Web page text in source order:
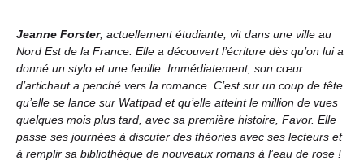
Jeanne Forster, actuellement étudiante, vit dans une ville au
Nord Est de la France. Elle a découvert l’écriture dès qu’on lui a
donné un stylo et une feuille. Immédiatement, son cœur
d’artichaut a penché vers la romance. C’est sur un coup de tête
qu’elle se lance sur Wattpad et qu’elle atteint le million de vues
quelques mois plus tard, avec sa première histoire, Favor. Elle
passe ses journées à discuter des théories avec ses lecteurs et
à remplir sa bibliothèque de nouveaux romans à l’eau de rose !